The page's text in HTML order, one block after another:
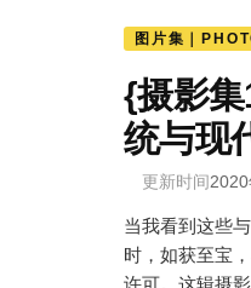
图片集｜
{摄影
统与现
更新时间
当我看到这些
时，如获至宝
许可。这辑摄